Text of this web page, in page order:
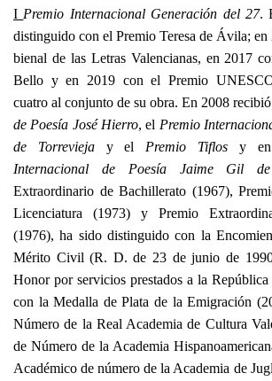
I Premio Internacional Generación del 27.
distinguido con el Premio Teresa de Ávila;
bienal de las Letras Valencianas, en 2017
Bello y en 2019 con el Premio
cuatro al conjunto de su obra. En 2008
de Poesía José Hierro, el Premio
de Torreviejay el Premio Tiflos y
Internacional de Poesía Jaime Gil
Extraordinario de Bachillerato (1967),
Licenciatura (1973) y Premio
(1976), ha sido distinguido con la
Mérito Civil (R. D. de 23 de junio de
Honor por servicios prestados a la República
con la Medalla de Plata de la Emigración
Número de la Real Academia de Cultura
de Número de la Academia
Académico de número de la Academia de